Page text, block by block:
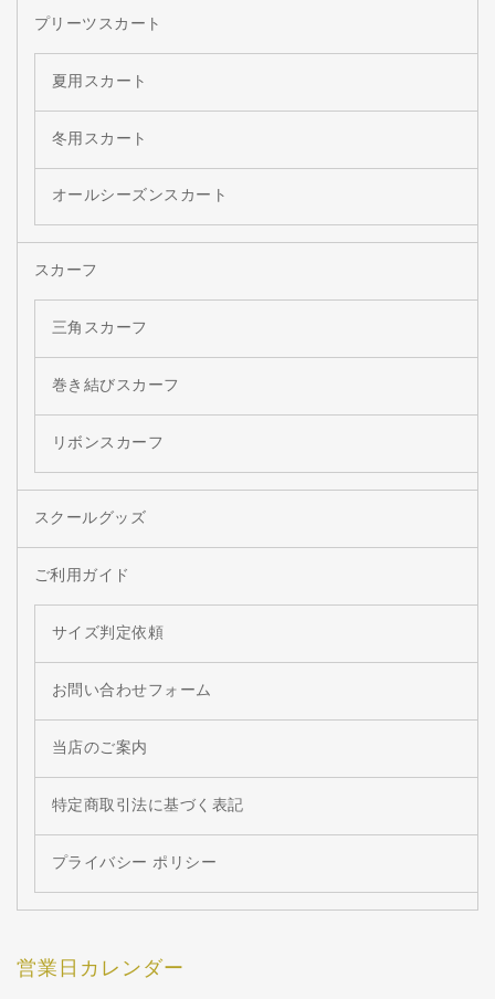
プリーツスカート
夏用スカート
冬用スカート
オールシーズンスカート
スカーフ
三角スカーフ
巻き結びスカーフ
リボンスカーフ
スクールグッズ
ご利用ガイド
サイズ判定依頼
お問い合わせフォーム
当店のご案内
特定商取引法に基づく表記
プライバシー ポリシー
営業日カレンダー